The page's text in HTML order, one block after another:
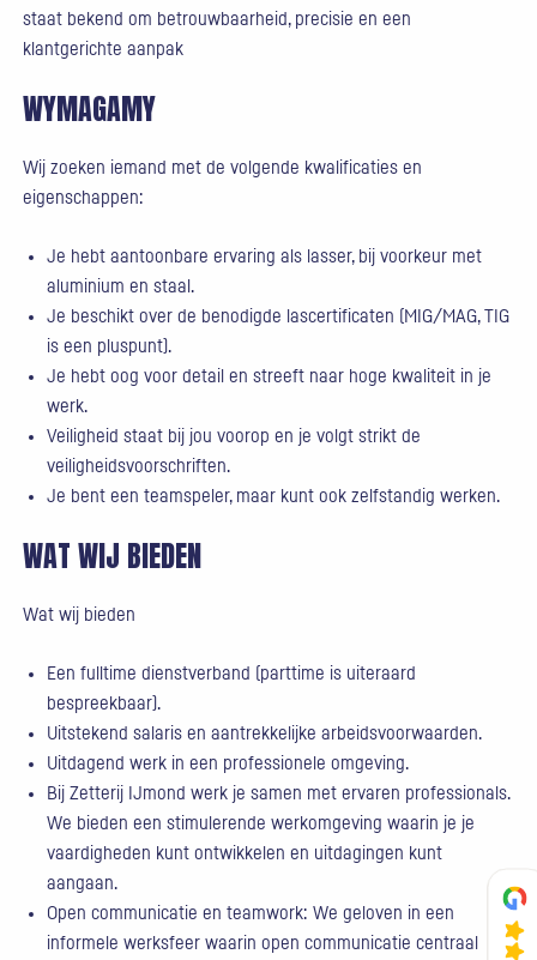
staat bekend om betrouwbaarheid, precisie en een
klantgerichte aanpak
WYMAGAMY
Wij zoeken iemand met de volgende kwalificaties en
eigenschappen:
Je hebt aantoonbare ervaring als lasser, bij voorkeur met
aluminium en staal.
Je beschikt over de benodigde lascertificaten (MIG/MAG, TIG
is een pluspunt).
Je hebt oog voor detail en streeft naar hoge kwaliteit in je
werk.
Veiligheid staat bij jou voorop en je volgt strikt de
veiligheidsvoorschriften.
Je bent een teamspeler, maar kunt ook zelfstandig werken.
WAT WIJ BIEDEN
Wat wij bieden
Een fulltime dienstverband (parttime is uiteraard
bespreekbaar).
Uitstekend salaris en aantrekkelijke arbeidsvoorwaarden.
Uitdagend werk in een professionele omgeving.
Bij Zetterij IJmond werk je samen met ervaren professionals.
We bieden een stimulerende werkomgeving waarin je je
vaardigheden kunt ontwikkelen en uitdagingen kunt
aangaan.
Open communicatie en teamwork: We geloven in een
informele werksfeer waarin open communicatie centraal